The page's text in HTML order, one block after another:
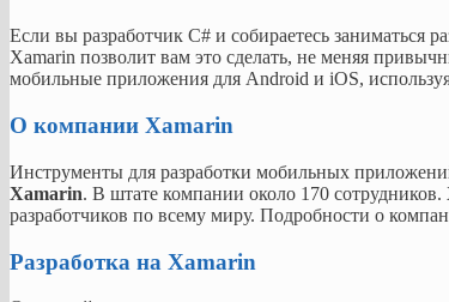
Если вы разработчик C# и собираетесь
Xamarin позволит вам это сделать, не меняя
мобильные приложения для Android и iOS,
О компании Xamarin
Инструменты для разработки мобильных
Xamarin. В штате компании около 170 сотрудников.
разработчиков по всему миру. Подробности о
Разработка на Xamarin